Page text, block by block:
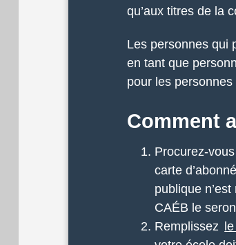
qu’aux titres de la
Les personnes qui
en tant que
pour les
Comment
Procurez-
carte
publique
CAÉB le
Remplissez